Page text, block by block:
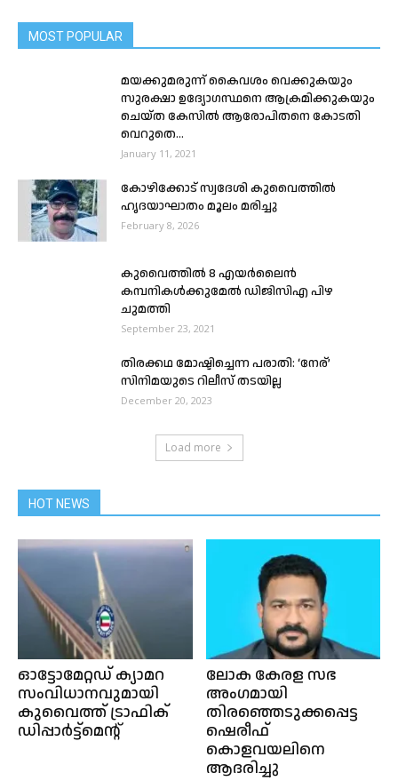
MOST POPULAR
മയക്കുമരുന്ന് കൈവശം വെക്കുകയും
സുരക്ഷാ ഉദ്യോഗസ്ഥനെ ആക്രമിക്കുകയും
ചെയ്ത കേസിൽ ആരോപിതനെ കോടതി
വെറുതെ...
January 11, 2021
കോഴിക്കോട് സ്വദേശി കുവൈത്തിൽ
ഹൃദയാഘാതം മൂലം മരിച്ചു
February 8, 2026
കുവൈത്തിൽ 8 എയർലൈൻ
കമ്പനികൾക്കുമേൽ ഡിജിസിഎ പിഴ
ചുമത്തി
September 23, 2021
തിരക്കഥ മോഷ്ടിച്ചെന്ന പരാതി: ‘നേര്’
സിനിമയുടെ റിലീസ് തടയില്ല
December 20, 2023
Load more
HOT NEWS
ഓട്ടോമേറ്റഡ് ക്യാമറ
സംവിധാനവുമായി
കുവൈത്ത് ട്രാഫിക്
ഡിപ്പാർട്ട്‌മെൻ്റ്
ലോക കേരള സഭ
അംഗമായി
തിരഞ്ഞെടുക്കപ്പെട്ട
ഷെരീഫ്
കൊളവയലിനെ
ആദരിച്ചു